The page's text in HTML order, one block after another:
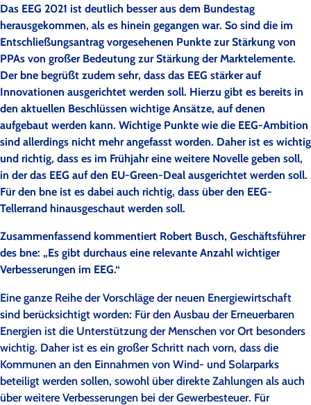
Das EEG 2021 ist deutlich besser aus dem Bundestag
herausgekommen, als es hinein gegangen war. So sind die im
Entschließungsantrag vorgesehenen Punkte zur Stärkung von
PPAs von großer Bedeutung zur Stärkung der Marktelemente.
Der bne begrüßt zudem sehr, dass das EEG stärker auf
Innovationen ausgerichtet werden soll. Hierzu gibt es bereits in
den aktuellen Beschlüssen wichtige Ansätze, auf denen
aufgebaut werden kann. Wichtige Punkte wie die EEG-Ambition
sind allerdings nicht mehr angefasst worden. Daher ist es wichtig
und richtig, dass es im Frühjahr eine weitere Novelle geben soll,
in der das EEG auf den EU-Green-Deal ausgerichtet werden soll.
Für den bne ist es dabei auch richtig, dass über den EEG-
Tellerrand hinausgeschaut werden soll.
Zusammenfassend kommentiert Robert Busch, Geschäftsführer
des bne: „Es gibt durchaus eine relevante Anzahl wichtiger
Verbesserungen im EEG.“
Eine ganze Reihe der Vorschläge der neuen Energiewirtschaft
sind berücksichtigt worden: Für den Ausbau der Erneuerbaren
Energien ist die Unterstützung der Menschen vor Ort besonders
wichtig. Daher ist es ein großer Schritt nach vorn, dass die
Kommunen an den Einnahmen von Wind- und Solarparks
beteiligt werden sollen, sowohl über direkte Zahlungen als auch
über weitere Verbesserungen bei der Gewerbesteuer. Für